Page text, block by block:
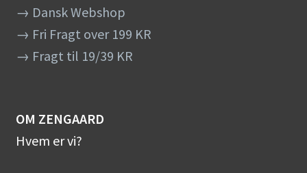
→ Dansk Webshop
→ Fri Fragt over 199 KR
→ Fragt til 19/39 KR
OM ZENGAARD
Hvem er vi?